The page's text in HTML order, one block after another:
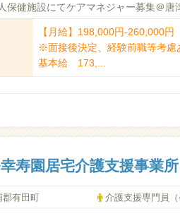
保健施設にてケアマネジャー募集＠唐
【月給】198,000円-260,000円
※面接後決定、経験前職等考慮
基本給 173,...
寿園居宅介護支援事業
有田町 介護支援専門員（